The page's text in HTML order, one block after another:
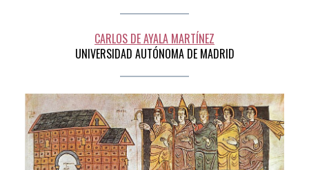
CARLOS DE AYALA MARTÍNEZ
UNIVERSIDAD AUTÓNOMA DE MADRID